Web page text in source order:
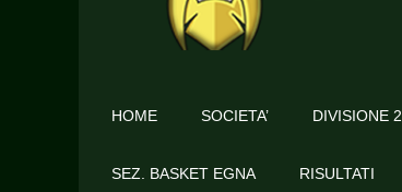
HOME SOCIETA’ DIVISIONE 2
SEZ. BASKET EGNA RISULTATI